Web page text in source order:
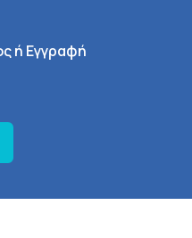
ή Εγγραφή